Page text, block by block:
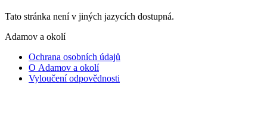
Tato stránka není v jiných jazycích dostupná.
Adamov a okolí
Ochrana osobních údajů
O Adamov a okolí
Vyloučení odpovědnosti